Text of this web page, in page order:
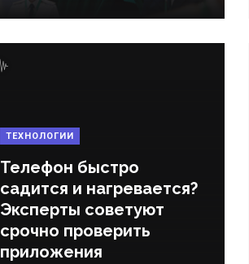
ТЕХНОЛОГИИ
Телефон быстро
садится и нагревается?
Эксперты советуют
срочно проверить
приложения